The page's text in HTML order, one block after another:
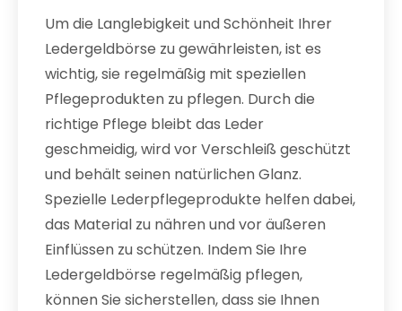
Um die Langlebigkeit und Schönheit Ihrer
Ledergeldbörse zu gewährleisten, ist es
wichtig, sie regelmäßig mit speziellen
Pflegeprodukten zu pflegen. Durch die
richtige Pflege bleibt das Leder
geschmeidig, wird vor Verschleiß geschützt
und behält seinen natürlichen Glanz.
Spezielle Lederpflegeprodukte helfen dabei,
das Material zu nähren und vor äußeren
Einflüssen zu schützen. Indem Sie Ihre
Ledergeldbörse regelmäßig pflegen,
können Sie sicherstellen, dass sie Ihnen